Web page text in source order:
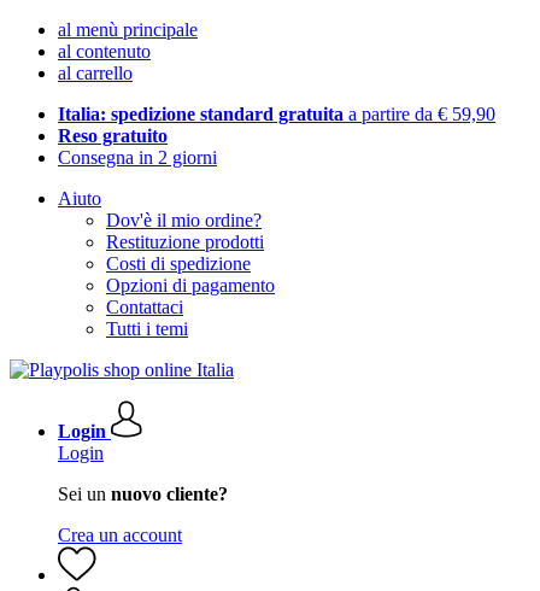
al menù principale
al contenuto
al carrello
Italia: spedizione standard gratuita a partire da € 59,90
Reso gratuito
Consegna in 2 giorni
Aiuto
Dov'è il mio ordine?
Restituzione prodotti
Costi di spedizione
Opzioni di pagamento
Contattaci
Tutti i temi
Login
Login
Sei un nuovo cliente?
Crea un account